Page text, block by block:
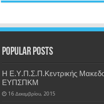
Popular Posts
Η Ε.Υ.Π.Σ.Π.Κεντρικής
ΕΥΠΣΠΚΜ
16 Δεκεμβρίου, 2015